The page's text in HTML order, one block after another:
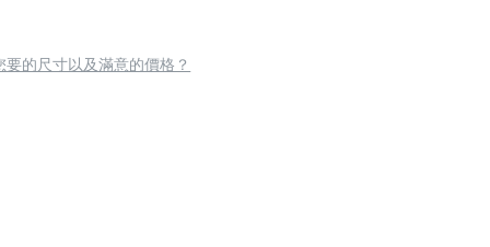
要的尺寸以及滿意的價格？